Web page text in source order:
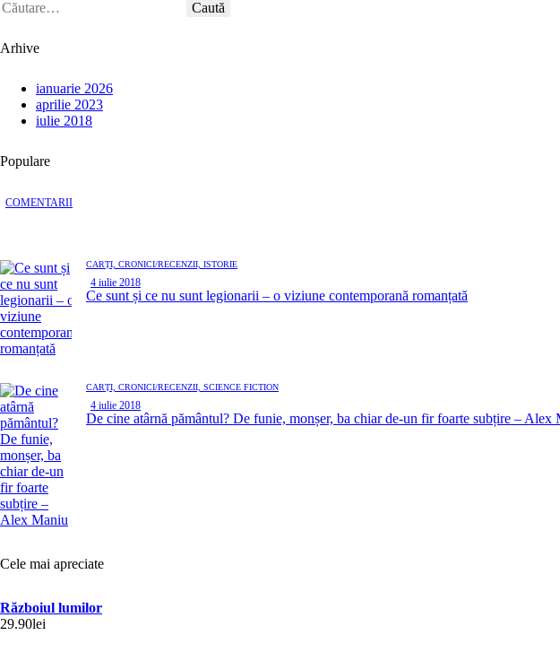
Arhive
ianuarie 2026
aprilie 2023
iulie 2018
Populare
COMENTARII
CĂRȚI, CRONICI/RECENZII, ISTORIE
4 iulie 2018
Ce sunt și ce nu sunt legionarii – o viziune contemporană romanțată
CĂRȚI, CRONICI/RECENZII, SCIENCE FICTION
4 iulie 2018
De cine atârnă pământul? De funie, monșer, ba chiar de-un fir foarte subțire – Alex
Cele mai apreciate
Războiul lumilor
29.90lei